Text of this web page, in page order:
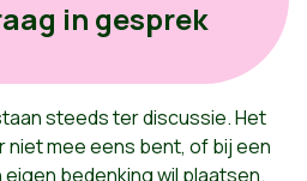
in gesprek
steeds ter discussie. Het
niet mee eens bent, of bij een
bedenking wil plaatsen.